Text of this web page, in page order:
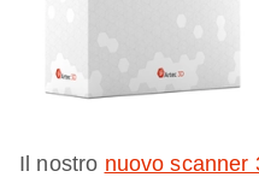
Il nostro nuovo scanner